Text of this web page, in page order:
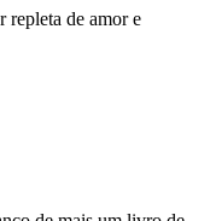
repleta de amor e